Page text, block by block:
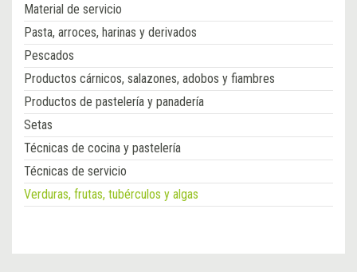
Material de servicio
Pasta, arroces, harinas y derivados
Pescados
Productos cárnicos, salazones, adobos y fiambres
Productos de pastelería y panadería
Setas
Técnicas de cocina y pastelería
Técnicas de servicio
Verduras, frutas, tubérculos y algas